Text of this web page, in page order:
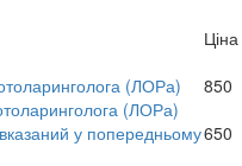
Ціна
(ЛОРа)
850
(ЛОРа)
вказаний у попередньому650